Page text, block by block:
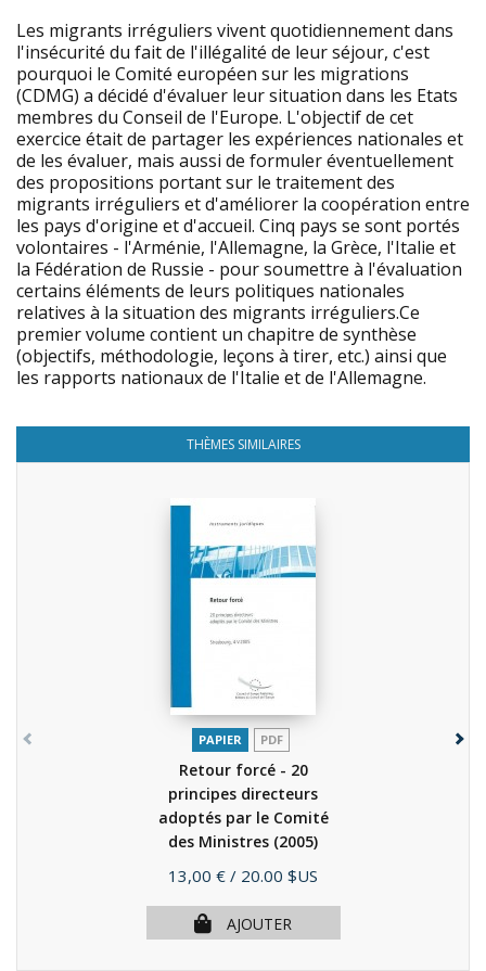
Les migrants irréguliers vivent quotidiennement dans
l'insécurité du fait de l'illégalité de leur séjour, c'est
pourquoi le Comité européen sur les migrations
(CDMG) a décidé d'évaluer leur situation dans les Etats
membres du Conseil de l'Europe. L'objectif de cet
exercice était de partager les expériences nationales et
de les évaluer, mais aussi de formuler éventuellement
des propositions portant sur le traitement des
migrants irréguliers et d'améliorer la coopération entre
les pays d'origine et d'accueil. Cinq pays se sont portés
volontaires - l'Arménie, l'Allemagne, la Grèce, l'Italie et
la Fédération de Russie - pour soumettre à l'évaluation
certains éléments de leurs politiques nationales
relatives à la situation des migrants irréguliers.Ce
premier volume contient un chapitre de synthèse
(objectifs, méthodologie, leçons à tirer, etc.) ainsi que
les rapports nationaux de l'Italie et de l'Allemagne.
THÈMES SIMILAIRES
PAPIER PDF
Retour forcé - 20
principes directeurs
adoptés par le Comité
des Ministres (2005)
Prix
13,00 € / 20.00 $US
AJOUTER